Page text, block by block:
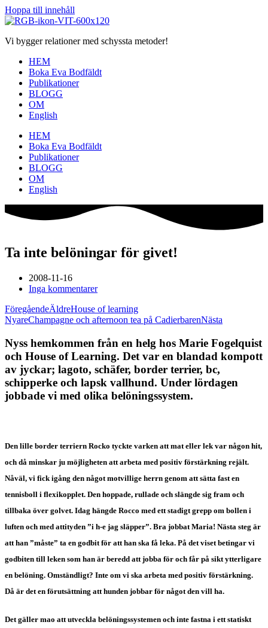
Hoppa till innehåll
Vi bygger relationer med schyssta metoder!
HEM
Boka Eva Bodfäldt
Publikationer
BLOGG
OM
English
HEM
Boka Eva Bodfäldt
Publikationer
BLOGG
OM
English
Ta inte belöningar för givet!
2008-11-16
Inga kommentarer
FöregåendeÄldreHouse of learning
NyareChampagne och afternoon tea på CadierbarenNästa
Nyss hemkommen från en helg hos Marie Fogelquist
och House of Learning. Det var en blandad kompott
av jyckar; lagoto, schäfer, border terrier, bc,
schipperke och lapsk vallhund. Under lördagen
jobbade vi med olika belöningssystem.
Den lille border terriern Rocko tyckte varken att mat eller lek var någon hit,
och då minskar ju möjligheten att arbeta med positiv förstärkning rejält.
Nåväl, vi fick igång den något motvillige herrn genom att sätta fast en
tennisboll i flexikopplet. Den hoppade, rullade och slängde sig fram och
tillbaka över golvet. Idag hängde Rocco med ett stadigt grepp om bollen i
luften och med attityden ”i h-e jag släpper”. Bra jobbat Maria! Nästa steg är
att han ”måste” ta en godbit för att han ska få leka. På det viset betingar vi
godbiten till leken som han är beredd att jobba för och får på sikt ytterligare
en belöning. Omständligt? Inte om vi ska arbeta med positiv förstärkning.
Då är det en förutsättning att hunden jobbar för något den vill ha.
Det gäller mao att utveckla belöningssystemen och inte fastna i ett statiskt